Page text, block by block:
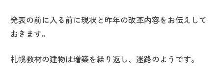
発表の前に入る前に現状と昨年の改革内容をお伝えして
おきます。
札幌教材の建物は増築を繰り返し、迷路のようです。